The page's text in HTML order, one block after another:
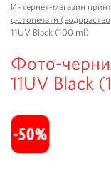
Интернет-магазин
фотопечати
11UV Black (100 ml)
Фото-
11UV Black